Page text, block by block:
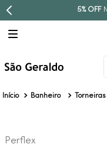
Banheiro
Perflex
TERMOS MAIS